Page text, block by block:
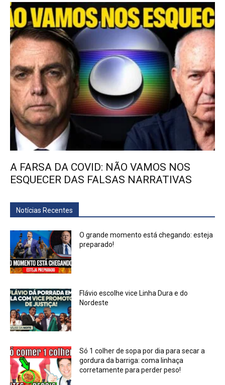
A FARSA DA COVID: NÃO VAMOS NOS
ESQUECER DAS FALSAS NARRATIVAS
Notícias Recentes
O grande momento está chegando: esteja
preparado!
Flávio escolhe vice Linha Dura e do
Nordeste
Só 1 colher de sopa por dia para secar a
gordura da barriga: coma linhaça
corretamente para perder peso!